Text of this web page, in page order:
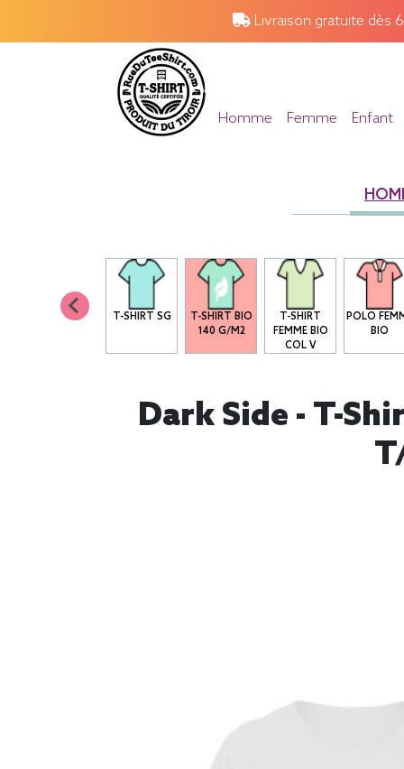
Livraison gratuite dès
Homme Femme Enfant
T-SHIRT SG
T-SHIRT BIO
140 G/M2
T-SHIRT
FEMME BIO
COL V
POLO
BIO
Dark Side - T-